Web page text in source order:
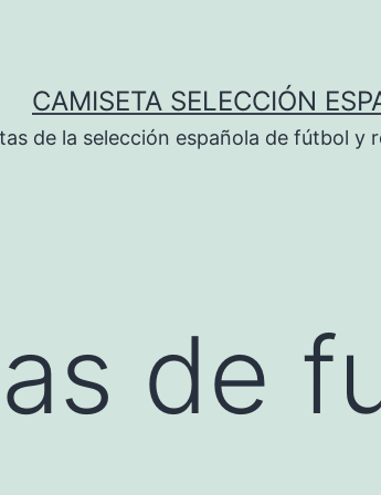
CAMISETA SELECCIÓN
de la selección española de fútbol y
de